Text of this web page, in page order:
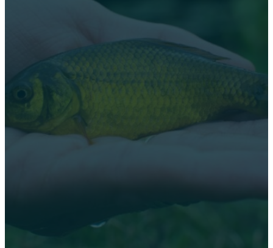
Identifikace
Rozpoznávání druhů karase může být často náročný úkol,
charakteristické znaky, které ho odlišují od ostatních druhů